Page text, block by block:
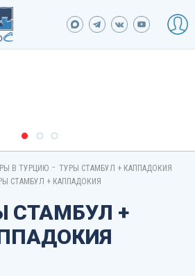
В ТУРЦИЮ - ТУРЫ СТАМБУЛ + КАППАДОКИЯ
СТАМБУЛ + КАППАДОКИЯ
СТАМБУЛ +